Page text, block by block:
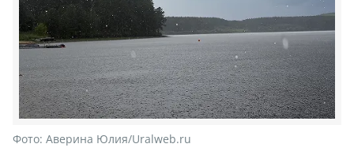
Фото: Аверина Юлия/Uralweb.ru